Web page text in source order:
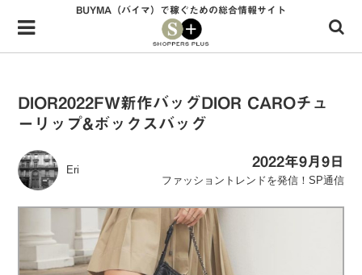
Menu
HOME
34歳独身OLバイマ実践記
無在庫で自由気ままに稼ぐ！バイマ実践記
BUYMAで人気のブランド
BUYMAの売れ筋商品
BUYMA（バイマ）で稼ぐための総合情報サイト
DIOR2022FW新作バッグDIOR CAROチュ
ーリップ&ボックスバッグ
Eri
2022年9月9日
ファッショントレンドを発信！SP通信